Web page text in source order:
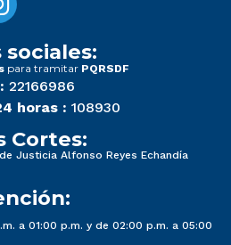
para tramitar PQRSDF
22166986
horas : 108930
Cortes:
Justicia Alfonso Reyes Echandía
a 01:00 p.m. y de 02:00 p.m. a 05:00